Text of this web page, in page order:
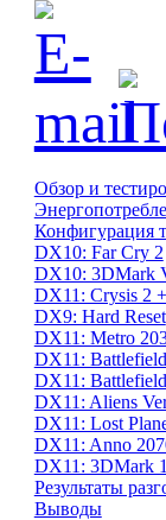
Обзор и
Конфигурация
DX10: Far Cry 2
DX10: 3DMark
DX11: Crysis 2
DX9: Hard Reset
DX11: Metro
DX11:
DX11:
DX11: Aliens
DX11: Lost
DX11: Anno
DX11: 3DMark
Результаты
Выводы